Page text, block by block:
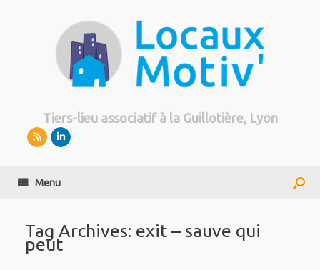
Tiers-lieu associatif à la Guillotière, Lyon
Menu
Tag Archives: exit – sauve qui
peut